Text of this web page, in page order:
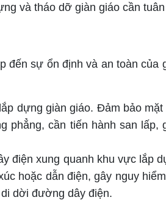
và tháo dỡ giàn giáo cần
sự ổn định và an toàn của
dựng giàn giáo. Đảm bảo
phẳng, cần tiến hành san
điện xung quanh khu vực lắp
hoặc dẫn điện, gây nguy
dời đường dây điện.